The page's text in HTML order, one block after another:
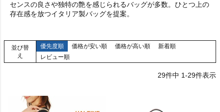
センスの良さや独特の艶を感じられるバッグが多数。ひとつ上の
存在感を放つイタリア製バッグを提案。
並び替
え
優先度順 価格が安い順 価格が高い順
新着順
レビュー順
29件中 1-29件表示